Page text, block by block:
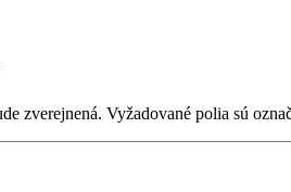
zverejnená. Vyžadované polia sú